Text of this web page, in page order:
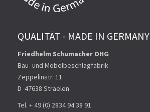
QUALITÄT - MADE IN GERMANY
Friedhelm Schumacher OHG
Bau- und Möbelbeschlagfabrik
Zeppelinstr. 11
D ­ 47638 Straelen
Tel. + 49 (0) 2834 94 38 91